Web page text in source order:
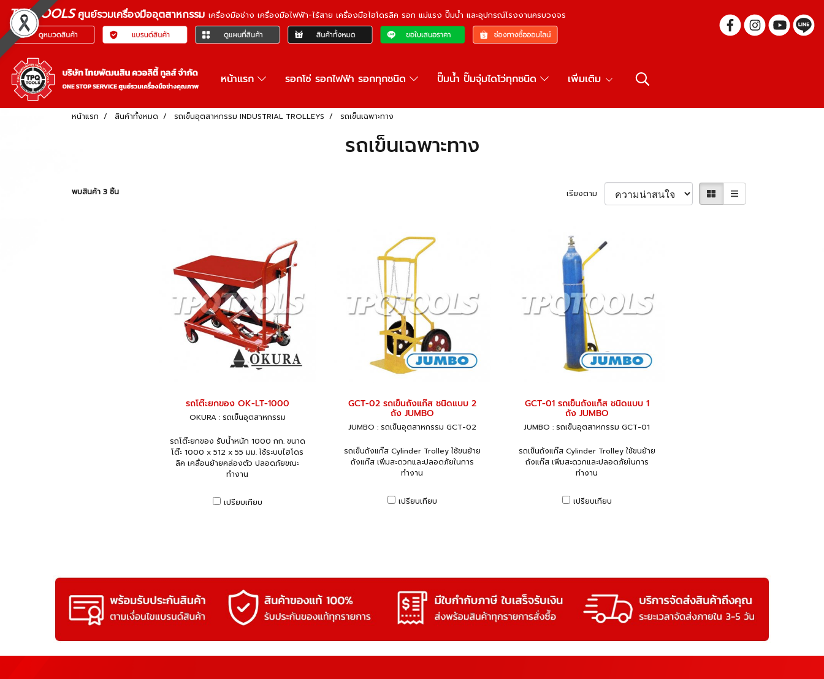
TPQTOOLSศูนย์รวมเครื่องมืออุตสาหกรรม เครื่องมือช่าง เครื่องมือไฟฟ้า-ไร้สาย เครื่องมือไฮโดรลิค รอก แม่แรง ปั๊มน้ำ และอุปกรณ์โรงงานครบวงจร
หน้าแรก รอกโซ่ รอกไฟฟ้า รอกทุกชนิด ปั๊มน้ำ ปั๊มจุ่มไดโว่ทุกชนิด เพิ่มเติม
หน้าแรก สินค้าทั้งหมด รถเข็นอุตสาหกรรม INDUSTRIAL TROLLEYS รถเข็นเฉพาะทาง
รถเข็นเฉพาะทาง
พบสินค้า 3 ชิ้น เรียงตาม
รถโต๊ะยกของ OK-LT-1000
OKURA : รถเข็นอุตสาหกรรม
รถโต๊ะยกของ รับน้ำหนัก 1000 กก. ขนาด
โต๊ะ 1000 x 512 x 55 มม. ใช้ระบบไฮโดร
ลิค เคลื่อนย้ายคล่องตัว ปลอดภัยขณะ
ทำงาน
เปรียบเทียบ
GCT-02 รถเข็นถังแก๊ส ชนิดแบบ 2
ถัง JUMBO
JUMBO : รถเข็นอุตสาหกรรม GCT-02
รถเข็นถังแก๊ส Cylinder Trolley ใช้ขนย้าย
ถังแก๊ส เพิ่มสะดวกและปลอดภัยในการ
ทำงาน
เปรียบเทียบ
GCT-01 รถเข็นถังแก็ส ชนิดแบบ 1
ถัง JUMBO
JUMBO : รถเข็นอุตสาหกรรม GCT-01
รถเข็นถังแก๊ส Cylinder Trolley ใช้ขนย้าย
ถังแก๊ส เพิ่มสะดวกและปลอดภัยในการ
ทำงาน
เปรียบเทียบ